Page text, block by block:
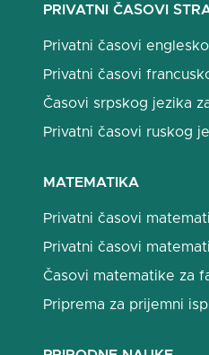
PRIVATNI ČASOVI
Privatni časovi
Privatni časovi
Časovi srpskog jezika
Privatni časovi ruskog
MATEMATIKA
Privatni časovi
Privatni časovi
Časovi matematike za
Priprema za prijemni